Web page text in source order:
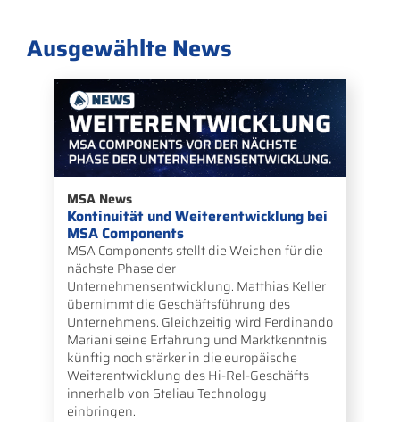
Ausgewählte News
MSA News
Kontinuität und Weiterentwicklung bei
MSA Components
MSA Components stellt die Weichen für die
nächste Phase der
Unternehmensentwicklung. Matthias Keller
übernimmt die Geschäftsführung des
Unternehmens. Gleichzeitig wird Ferdinando
Mariani seine Erfahrung und Marktkenntnis
künftig noch stärker in die europäische
Weiterentwicklung des Hi-Rel-Geschäfts
innerhalb von Steliau Technology
einbringen.